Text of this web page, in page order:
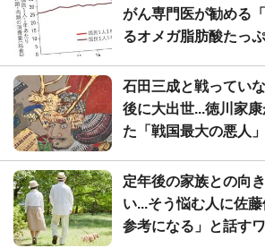
がん専門医が勧める
るオメガ脂肪酸たっぷ
石田三成と戦ってい
後に大出世...徳川家
た「戦国最大の悪人」
定年後の家族との向
い...そう悩む人に佐
参考になる」と話す